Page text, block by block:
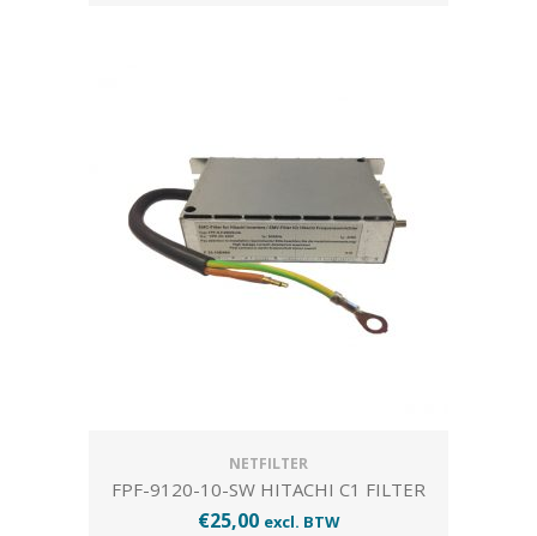
NETFILTER
FPF-9120-10-SW HITACHI C1 FILTER
€25,00 excl. BTW